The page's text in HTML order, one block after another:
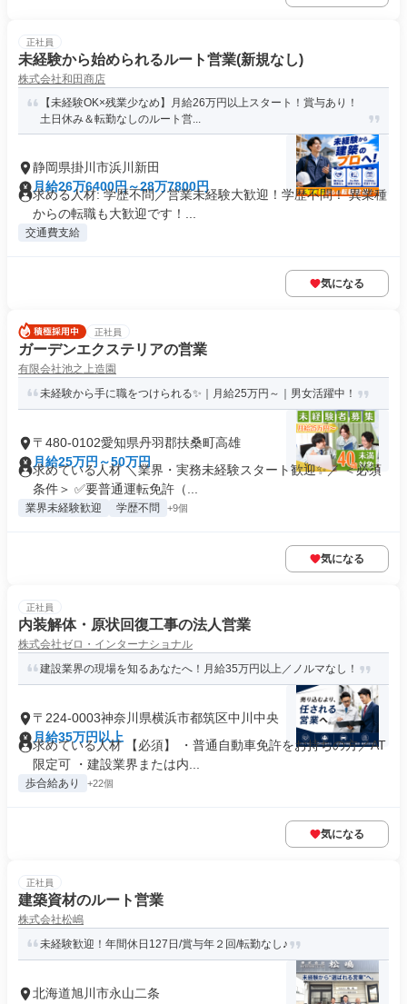
正社員
未経験から始められるルート営業(新規なし)
株式会社和田商店
【未経験OK×残業少なめ】月給26万円以上スタート！賞与あり！
土日休み＆転勤なしのルート営...
静岡県掛川市浜川新田
月給26万6400円～28万7800円
求める人材: 学歴不問／営業未経験大歓迎！学歴不問！ 異業種
からの転職も大歓迎です！...
交通費支給
気になる
正社員
ガーデンエクステリアの営業
有限会社池之上造園
未経験から手に職をつけられる✨｜月給25万円～｜男女活躍中！
〒480-0102愛知県丹羽郡扶桑町高雄
月給25万円～50万円
求めている人材 ＼業界・実務未経験スタート歓迎✨／ ＜必須
条件＞ ✅要普通運転免許（...
業界未経験歓迎 学歴不問 +9個
気になる
正社員
内装解体・原状回復工事の法人営業
株式会社ゼロ・インターナショナル
建設業界の現場を知るあなたへ！月給35万円以上／ノルマなし！
〒224-0003神奈川県横浜市都筑区中川中央
月給35万円以上
求めている人材 【必須】 ・普通自動車免許をお持ちの方／AT
限定可 ・建設業界または内...
歩合給あり +22個
気になる
正社員
建築資材のルート営業
株式会社松嶋
未経験歓迎！年間休日127日/賞与年２回/転勤なし♪
北海道旭川市永山二条